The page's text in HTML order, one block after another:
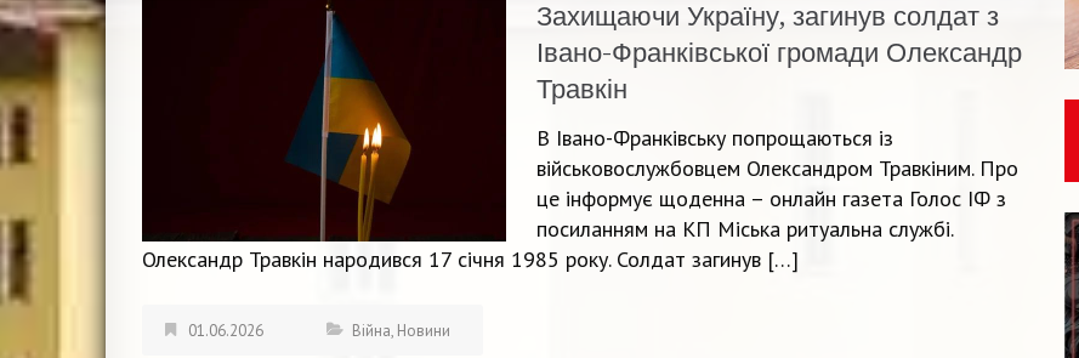
Захищаючи Україну, загинув солдат з
Івано-Франківської громади Олександр
Травкін
В Івано-Франківську попрощаються із
військовослужбовцем Олександром Травкіним. Про
це інформує щоденна – онлайн газета Голос ІФ з
посиланням на КП Міська ритуальна службі.
Олександр Травкін народився 17 січня 1985 року. Солдат загинув […]
01.06.2026 Війна, Новини